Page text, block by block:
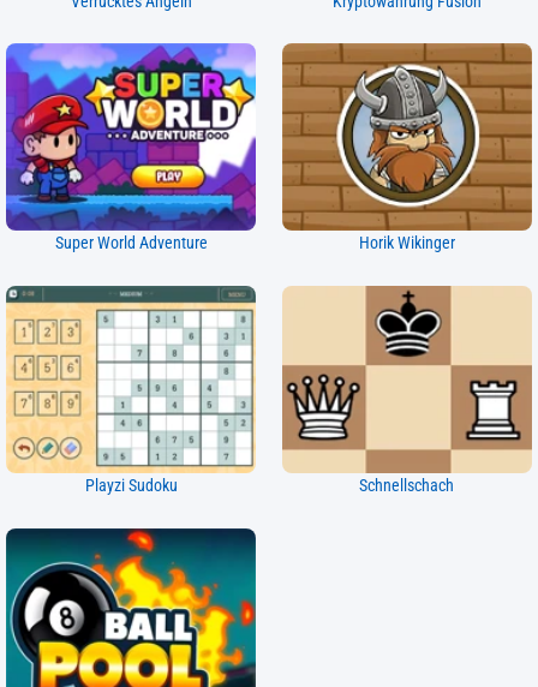
Super World Adventure Horik Wikinger
Playzi Sudoku Schnellschach